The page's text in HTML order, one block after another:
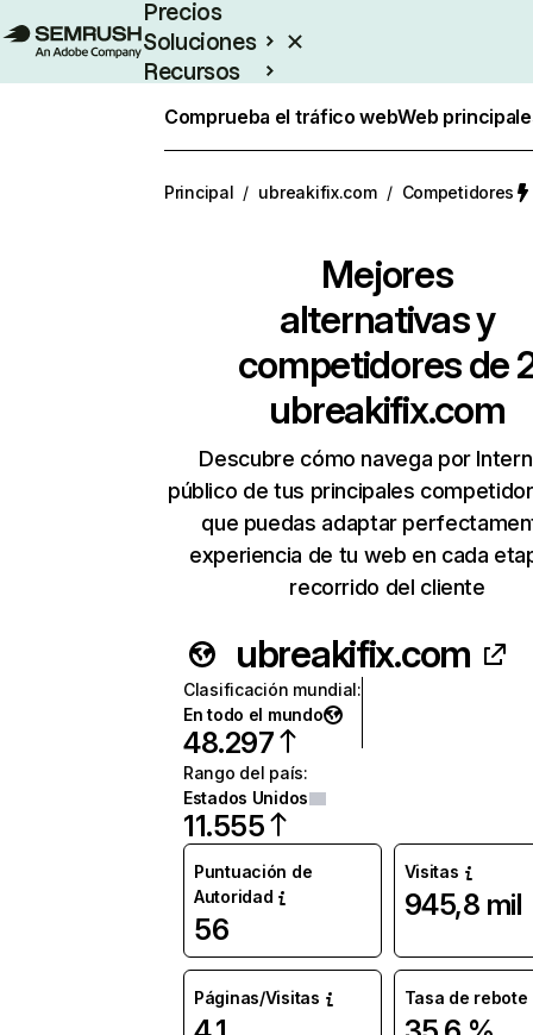
Precios
Soluciones
Recursos
Comprueba el tráfico webWeb
Principal / ubreakifix.com / Competidores
Mejores
alternativas y
competidores de
ubreakifix.com
Descubre cómo navega por
público de tus principales
que puedas adaptar
experiencia de tu web en cada
recorrido del cliente
ubreakifix.com
Clasificación mundial:
En todo el mundo
48.297
Rango del país:
Estados Unidos
11.555
Puntuación de
Autoridad
56
Visitas
945,8 mil
Páginas/Visitas Tasa de rebote